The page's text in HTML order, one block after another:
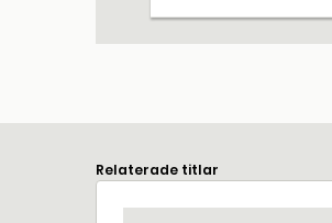
Relaterade titlar